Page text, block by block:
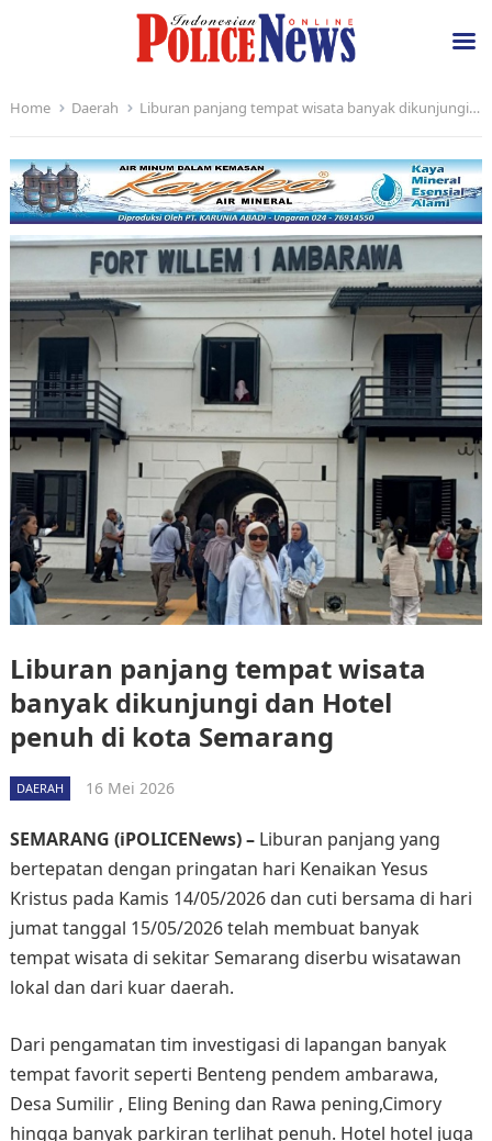
Home Daerah Liburan panjang tempat wisata banyak dikunjungi dan Hotel penuh di kota Semarang
Liburan panjang tempat wisata
banyak dikunjungi dan Hotel
penuh di kota Semarang
DAERAH 16 Mei 2026
SEMARANG (iPOLICENews) –Liburan panjang yang
bertepatan dengan pringatan hari Kenaikan Yesus
Kristus pada Kamis 14/05/2026 dan cuti bersama di hari
jumat tanggal 15/05/2026 telah membuat banyak
tempat wisata di sekitar Semarang diserbu wisatawan
lokal dan dari kuar daerah.
Dari pengamatan tim investigasi di lapangan banyak
tempat favorit seperti Benteng pendem ambarawa,
Desa Sumilir , Eling Bening dan Rawa pening,Cimory
hingga banyak parkiran terlihat penuh. Hotel hotel juga